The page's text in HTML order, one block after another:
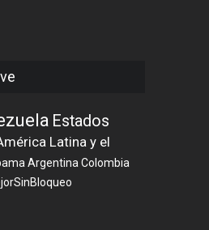
Estados
Latina y el
Argentina Colombia